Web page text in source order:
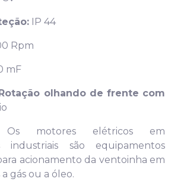
IP 44
Rpm
mF
olhando de frente com
motores elétricos em
industriais são equipamentos
acionamento da ventoinha em
gás ou a óleo.